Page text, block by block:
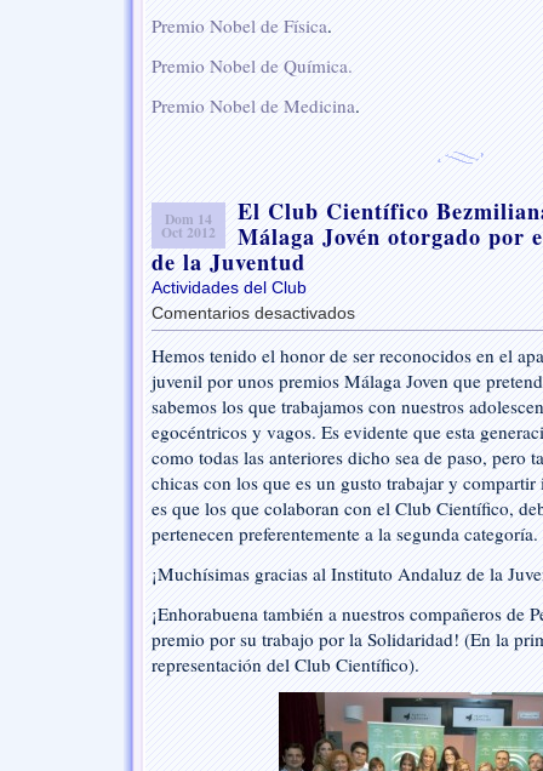
Premio Nobel de Física.
Premio Nobel de Química.
Premio Nobel de Medicina.
Dom 14
Oct 2012
El Club Científico
Málaga Jovén otorgado por
de la Juventud
Actividades del Club
Comentarios desactivadosen
El
Club
Científico
el
premio
Málaga
Jovén
otorgado
el
Andaluz
de
la
Hemos tenido el honor de ser reconocidos en el
juvenil por unos premios Málaga Joven que
sabemos los que trabajamos con nuestros
egocéntricos y vagos. Es evidente que esta
como todas las anteriores dicho sea de paso, pero
chicas con los que es un gusto trabajar y
es que los que colaboran con el Club Científico,
pertenecen preferentemente a la segunda categoría.
¡Muchísimas gracias al Instituto Andaluz de la
¡Enhorabuena también a nuestros compañeros de
premio por su trabajo por la Solidaridad! (En la
representación del Club Científico).